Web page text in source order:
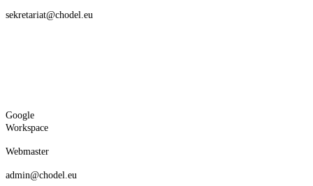
sekretariat@chodel.eu
Google
Workspace
Webmaster
admin@chodel.eu